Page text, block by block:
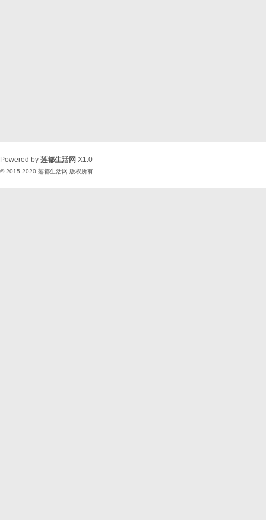
Powered by 莲都生活网 X1.0
© 2015-2020 莲都生活网 版权所有